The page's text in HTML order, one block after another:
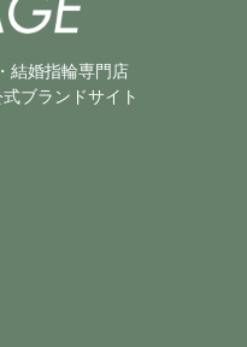
結婚指輪専門店
ブランドサイト